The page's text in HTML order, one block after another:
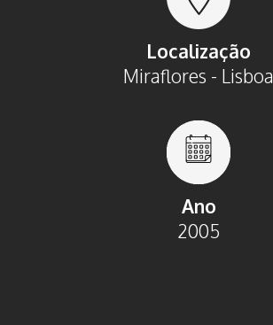
Localização
Miraflores - Lisboa
Ano
2005